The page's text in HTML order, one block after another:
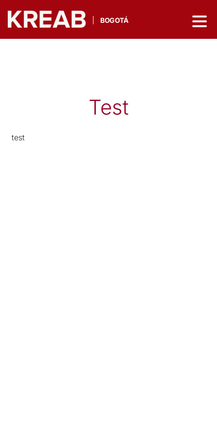
BOGOTÁ
Test
test